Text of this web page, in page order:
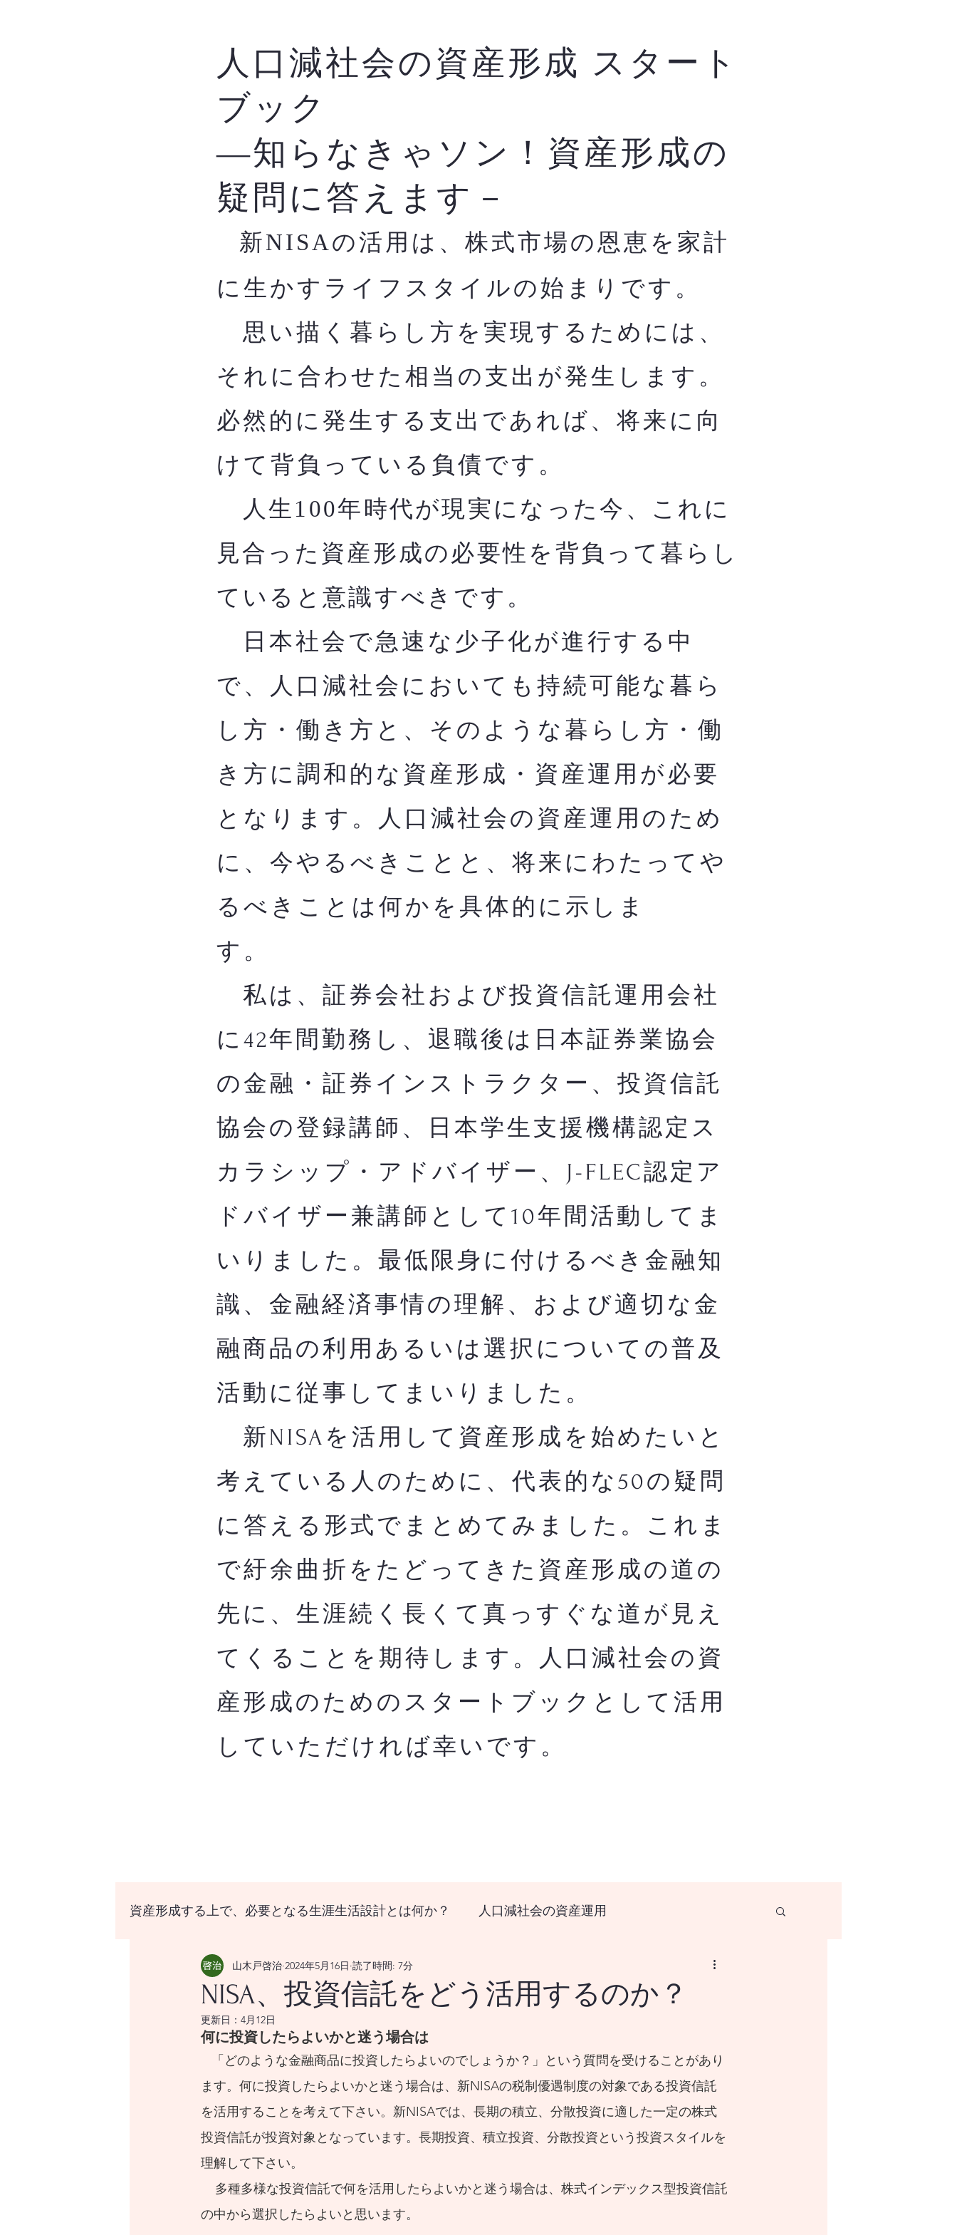
人口減社会の資産形成 スタート
ブック
―知らなきゃソン！資産形成の
疑問に答えます－
新NISAの活用は、株式市場の恩恵を家計
に生かすライフスタイルの始まりです。
思い描く暮らし方を実現するためには、
それに合わせた相当の支出が発生します。
必然的に発生する支出であれば、将来に向
けて背負っている負債です。
人生100年時代が現実になった今、これに
見合った資産形成の必要性を背負って暮らし
ていると意識すべきです。
日本社会で急速な少子化が進行する中
で、人口減社会においても持続可能な暮ら
し方・働き方と、そのような暮らし方・働
き方に調和的な資産形成・資産運用が必要
となります。人口減社会の資産運用のため
に、今やるべきことと、将来にわたってや
るべきことは何かを​具体的に示しま
す。
私は、証券会社および投資信託運用会社
に42年間勤務し、退職後は日本証券業協会
の金融・証券インストラクター、投資信託
協会の登録講師、日本学生支援機構認定ス
カラシップ・アドバイザー、J-FLEC認定ア
ドバイザー兼講師として10年間活動してま
いりました。最低限身に付けるべき金融知
識、金融経済事情の理解、および適切な金
融商品の利用あるいは選択についての普及
活動に従事してまいりました。
新NISAを活用して資産形成を始めたいと
考えている人のために、代表的な50の疑問
に答える形式でまとめてみました。これま
で紆余曲折をたどってきた資産形成の道の
先に、生涯続く長くて真っすぐな道が見え
てくることを期待します。人口減社会の資
産形成のためのスタートブックとして活用
していただければ幸いです。
資産形成する上で、必要となる生涯生活設計とは何か？ 人口減社会の資産運用
資産形成する上で、必要となる生涯生活設計とは？
はじめての資産形成、なにをどうすれば良いのか？
世界の経済をけん引する米国の政策変更は資産市場、および 景気循環を通じ
世界経済のけん引となるアメリカの政策変更は、資産市場並びに 景気循環を
世界経済のけん引となるアメリカの政策変更は、資産市場を 通じてどのよう
NISA、投資信託をどう活用するのか？
山木戸啓治 2024年5月16日 読了時間: 7分
更新日： 4月12日
何に投資したらよいかと迷う場合は
ます。何に投資したらよいかと迷う場合は、新NISAの税制優遇制度の対象である投資信託
を活用することを考えて下さい。新NISAでは、長期の積立、分散投資に適した一定の株式
投資信託が投資対象となっています。長期投資、積立投資、分散投資という投資スタイルを
理解して下さい。
の中から選択したらよいと思います。